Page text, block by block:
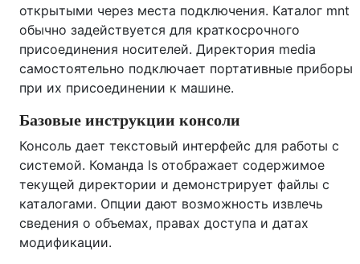
открытыми через места подключения. Каталог mnt
обычно задействуется для краткосрочного
присоединения носителей. Директория media
самостоятельно подключает портативные приборы
при их присоединении к машине.
Базовые инструкции консоли
Консоль дает текстовый интерфейс для работы с
системой. Команда ls отображает содержимое
текущей директории и демонстрирует файлы с
каталогами. Опции дают возможность извлечь
сведения о объемах, правах доступа и датах
модификации.